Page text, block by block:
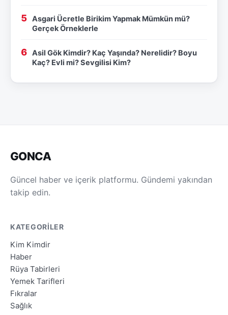
Asgari Ücretle Birikim Yapmak Mümkün mü?
Gerçek Örneklerle
Asil Gök Kimdir? Kaç Yaşında? Nerelidir? Boyu
Kaç? Evli mi? Sevgilisi Kim?
GONCA
Güncel haber ve içerik platformu. Gündemi yakından
takip edin.
KATEGORILER
Kim Kimdir
Haber
Rüya Tabirleri
Yemek Tarifleri
Fıkralar
Sağlık